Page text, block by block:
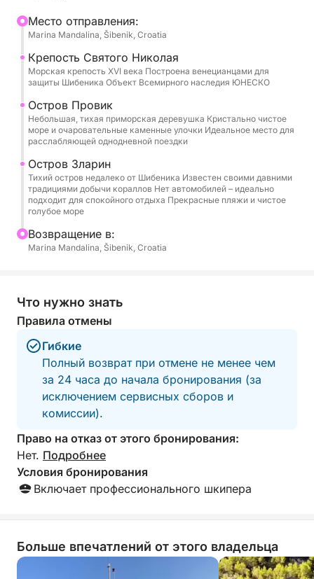
временем начала, чтобы соответствовать вашему
расписанию. Покинув гавань, вы сможете
полюбоваться панорамными видами
исторического города Шибеник и впечатляющей
крепости Святого Николая, охраняемой ЮНЕСКО
достопримечательности, охраняющей вход в
пролив.
Првич и Зларин, известным своей аутентичной
далматинской атмосферой, тихими набережными
и кристально чистой водой. По пути ваш шкипер
бухтах, предоставляя вам достаточно времени
для купания, отдыха и расслабления в окружении
позволяющее исследовать подводный мир в
спокойном, прозрачном море.
Этот частный тур отличается гибкостью — вы
можете больше времени посвятить плаванию,
исследованию островной деревни или просто
отдыху на лодке, наслаждаясь адриатическим
солнцем. Отсутствие толп туристов и
фиксированного расписания позволит вам
провести день в соответствии с вашими
пожеланиями.
уединения, комфорта и аутентичного путешествия
по островам. Этот тур на скоростном катере
предлагает по-настоящему индивидуальный
способ открыть для себя красоту побережья
Mесто отправления:
Marina Mandalina, Šibenik, Croatia
Крепость Святого Николая
Морская крепость XVI века Построена венецианцами для
защиты Шибеника Объект Всемирного наследия ЮНЕСКО
Остров Провик
Небольшая, тихая приморская деревушка Кристально чистое
море и очаровательные каменные улочки Идеальное место для
расслабляющей однодневной поездки
Остров Зларин
Тихий остров недалеко от Шибеника Известен своими давними
традициями добычи кораллов Нет автомобилей – идеально
подходит для спокойного отдыха Прекрасные пляжи и чистое
голубое море
Bозвращение в:
Marina Mandalina, Šibenik, Croatia
Что нужно знать
Правила отмены
Гибкие
Полный возврат при отмене не менее чем
за 24 часа до начала бронирования (за
исключением сервисных сборов и
комиссии).
Право на отказ от этого бронирования:
Нет. Подробнее
Условия бронирования
Включает профессионального шкипера
Больше впечатлений от этого владельца